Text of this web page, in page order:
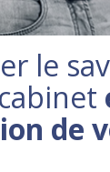
le
de